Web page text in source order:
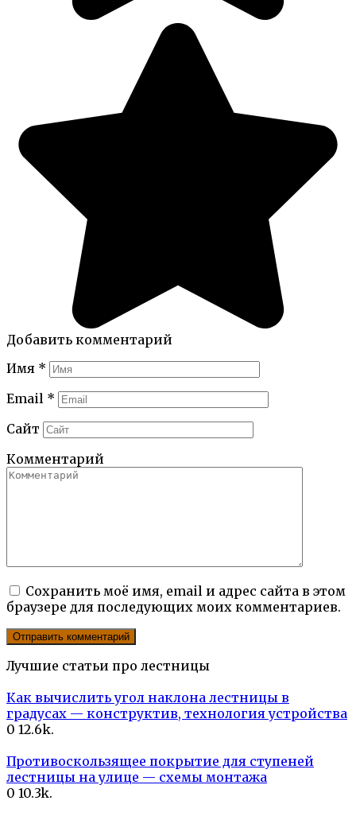
Добавить комментарий
Имя *
Email *
Сайт
Комментарий
Сохранить моё имя, email и адрес сайта в этом
браузере для последующих моих комментариев.
Лучшие статьи про лестницы
Как вычислить угол наклона лестницы в
градусах — конструктив, технология устройства
0 12.6k.
Противоскользящее покрытие для ступеней
лестницы на улице — схемы монтажа
0 10.3k.